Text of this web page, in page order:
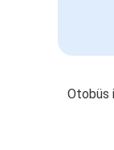
Otobüs